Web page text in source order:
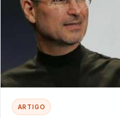
ARTIGO